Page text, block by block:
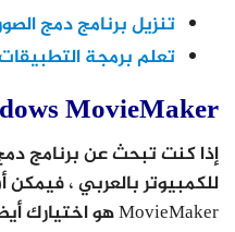
تنزيل برنامج دمج
تعلم برمجة
MovieMaker
إذا كنت تبحث عن برنامج
MovieMaker هو اختيارك أيضا.